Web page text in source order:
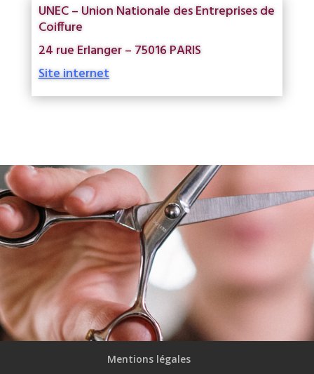
UNEC – Union Nationale des Entreprises de
Coiffure
24 rue Erlanger – 75016 PARIS
Site internet
Mentions légales